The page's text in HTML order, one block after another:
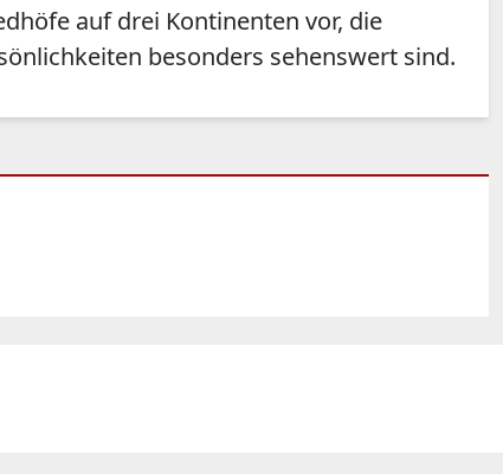
auf drei Kontinenten vor, die
besonders sehenswert sind.